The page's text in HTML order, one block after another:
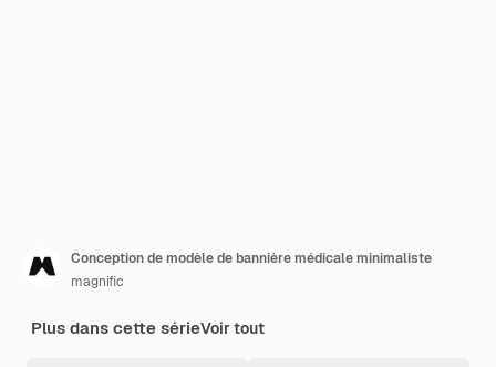
Conception de modèle de bannière médicale minimaliste
magnific
Plus dans cette sérieVoir tout